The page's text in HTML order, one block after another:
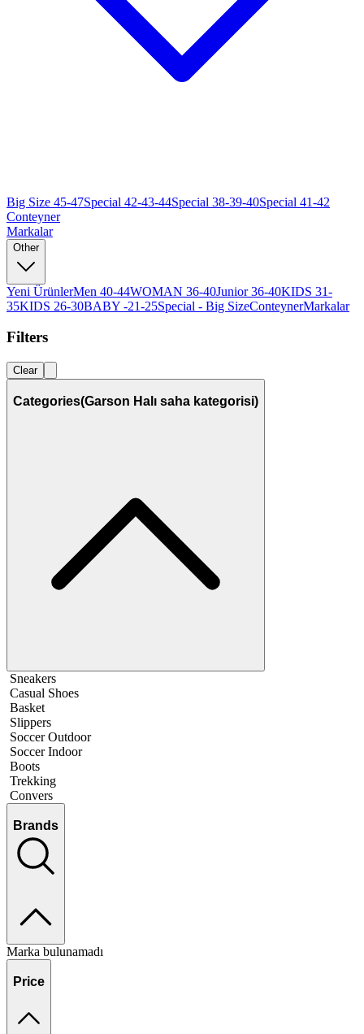
Big Size 45-47Special 42-43-44Special 38-39-40Special 41-42
Conteyner
Markalar
Other
Yeni ÜrünlerMen 40-44WOMAN 36-40Junior 36-40KIDS 31-
35KIDS 26-30BABY -21-25Special - Big SizeConteynerMarkalar
Filters
Clear
Categories(Garson Halı saha kategorisi)
Sneakers
Casual Shoes
Basket
Slippers
Soccer Outdoor
Soccer Indoor
Boots
Trekking
Convers
Brands
Marka bulunamadı
Price